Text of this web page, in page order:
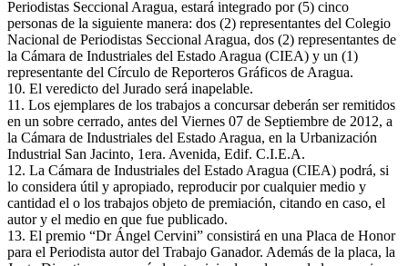
Periodistas Seccional Aragua, estará integrado por (5) cinco
personas de la siguiente manera: dos (2) representantes del Colegio
Nacional de Periodistas Seccional Aragua, dos (2) representantes de
la Cámara de Industriales del Estado Aragua (CIEA) y un (1)
representante del Círculo de Reporteros Gráficos de Aragua.
10. El veredicto del Jurado será inapelable.
11. Los ejemplares de los trabajos a concursar deberán ser remitidos
en un sobre cerrado, antes del Viernes 07 de Septiembre de 2012, a
la Cámara de Industriales del Estado Aragua, en la Urbanización
Industrial San Jacinto, 1era. Avenida, Edif. C.I.E.A.
12. La Cámara de Industriales del Estado Aragua (CIEA) podrá, si
lo considera útil y apropiado, reproducir por cualquier medio y
cantidad el o los trabajos objeto de premiación, citando en caso, el
autor y el medio en que fue publicado.
13. El premio “Dr Ángel Cervini” consistirá en una Placa de Honor
para el Periodista autor del Trabajo Ganador. Además de la placa, la